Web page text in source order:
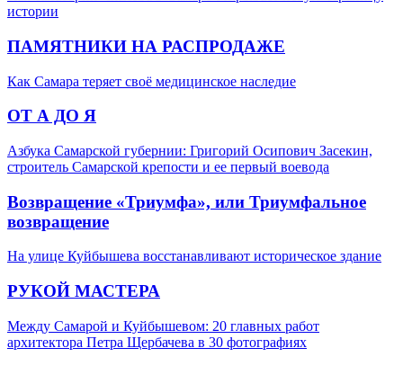
истории
ПАМЯТНИКИ НА РАСПРОДАЖЕ
Как Самара теряет своё медицинское наследие
ОТ А ДО Я
Азбука Самарской губернии: Григорий Осипович Засекин,
строитель Самарской крепости и ее первый воевода
Возвращение «Триумфа», или Триумфальное
возвращение
На улице Куйбышева восстанавливают историческое здание
РУКОЙ МАСТЕРА
Между Самарой и Куйбышевом: 20 главных работ
архитектора Петра Щербачева в 30 фотографиях